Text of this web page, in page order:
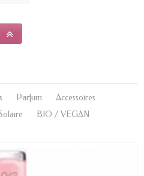
Parfum
Accessoires
Solaire BIO / VEGAN